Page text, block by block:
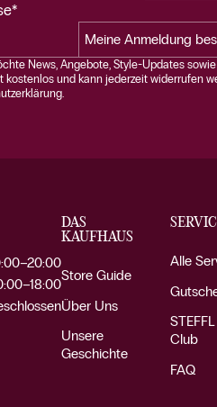
Meine Anmeldung
News, Angebote, Style-Updates
kostenlos und kann jederzeit widerrufen
DAS
KAUFHAUS
Store Guide
Über Uns
Unsere
Geschichte
Alle
Club
FAQ